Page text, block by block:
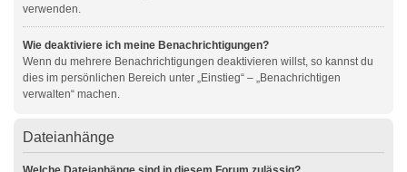
verwenden.
Wie deaktiviere ich meine Benachrichtigungen?
Wenn du mehrere Benachrichtigungen deaktivieren willst, so kannst du
dies im persönlichen Bereich unter „Einstieg“ – „Benachrichtigen
verwalten“ machen.
Dateianhänge